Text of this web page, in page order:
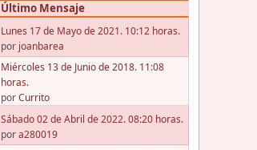
Último Mensaje
Lunes 17 de Mayo de 2021. 10:12 horas.
por joanbarea
Miércoles 13 de Junio de 2018. 11:08
horas.
porCurrito
Sábado 02 de Abril de 2022. 08:20 horas.
pora280019